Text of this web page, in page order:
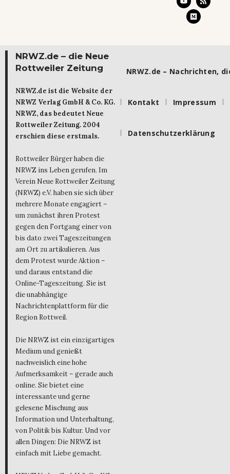
NRWZ.de – die Neue
Rottweiler Zeitung
NRWZ.de ist die Website der
NRWZ Verlag GmbH & Co. KG.
NRWZ, das bedeutet Neue
Rottweiler Zeitung. 2004
erschien diese erstmals.
Rottweiler Bürger haben die
NRWZ ins Leben gerufen. Im
Verein Neue Rottweiler Zeitung
(NRWZ) e.V. haben sie sich über
mehrere Monate engagiert –
um zunächst ihren Protest
gegen den Fortgang einer von
bis dato zwei Tageszeitungen
am Ort zu artikulieren. Aus
dem Protest wurde Aktion –
und daraus entstand die
Online-Tageszeitung. Sie ist
die unabhängige
Nachrichtenplattform für die
Region Rottweil.
Die NRWZ ist ein einzigartiges
Medium und genießt
nachweislich eine hohe
Aufmerksamkeit – gerade auch
online. Sie bietet eine
interessante und gerne
gelesene Mischung aus
Information und Unterhaltung,
von Politik bis Kultur. Und vor
allen Dingen: Die NRWZ ist
einfach mit Liebe gemacht.
NRWZ.de – Nachrichten,
Kontakt Impressum
Datenschutzerklärung